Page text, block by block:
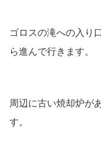
ゴロスの滝への入り
ら進んで行きます。
周辺に古い焼却炉が
す。